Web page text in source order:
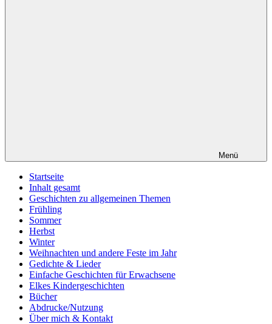
Menü
Startseite
Inhalt gesamt
Geschichten zu allgemeinen Themen
Frühling
Sommer
Herbst
Winter
Weihnachten und andere Feste im Jahr
Gedichte & Lieder
Einfache Geschichten für Erwachsene
Elkes Kindergeschichten
Bücher
Abdrucke/Nutzung
Über mich & Kontakt